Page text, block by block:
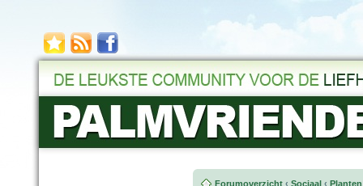
Forumoverzicht ‹ Sociaal ‹